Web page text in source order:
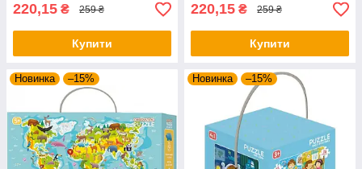
220,15 ₴ 259 ₴
Купити
220,15 ₴ 259 ₴
Купити
Новинка –15% Новинка –15%